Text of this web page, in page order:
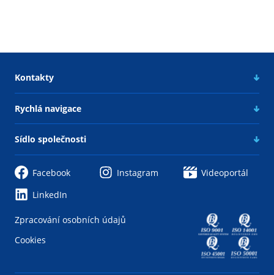
Kontakty
Rychlá navigace
Sídlo společnosti
Facebook Instagram
Videoportál
LinkedIn
Zpracování osobních údajů
Cookies